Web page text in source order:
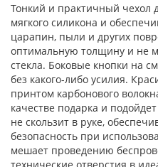
Тонкий и практичный чехол
мягкого силикона и
царапин, пыли и других
оптимальную толщину и не
стекла. Боковые кнопки на
без какого-либо усилия.
принтом карбонового
качестве подарка и
не скользит в руке,
безопасность при
мешает проведению
технические отверстия в